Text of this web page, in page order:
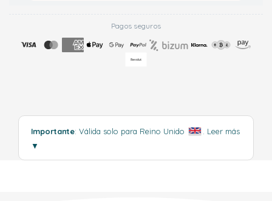
Pagos seguros
Importante: Válida solo para Reino Unido . Leer más
▼